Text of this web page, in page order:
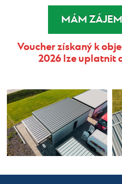
MÁM
Voucher získaný k
2026 lze uplatnit